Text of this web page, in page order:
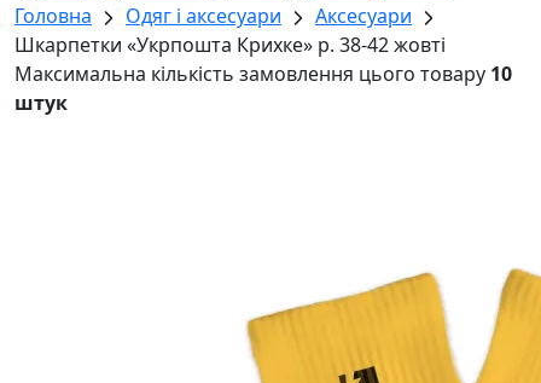
Головна
Одяг і аксесуари
Аксесуари
Шкарпетки «Укрпошта Крихке» р. 38-42 жовті
Максимальна кількість замовлення цього товару 10
штук